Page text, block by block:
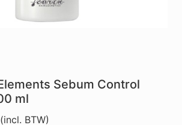
Sebum Control
ml
(incl. BTW)